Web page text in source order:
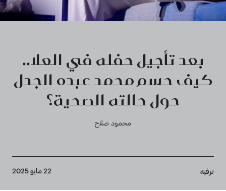
بعد تأجيل حفله في العلا..
كيف حسم محمد عبده الجدل
حول حالته الصحية؟
محمود صلاح
Breadcrumb
ترفيه 22 مايو 2025